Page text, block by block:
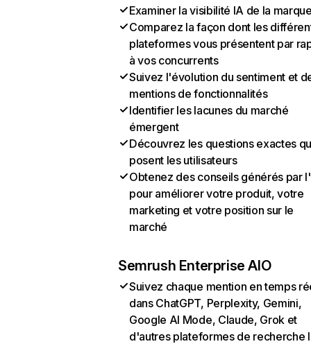
Examiner la visibilité IA de la
Comparez la façon dont les
plateformes vous présentent par
à vos concurrents
Suivez l'évolution du sentiment et
mentions de fonctionnalités
Identifier les lacunes du marché
émergent
Découvrez les questions exactes
posent les utilisateurs
Obtenez des conseils générés par
pour améliorer votre produit, votre
marketing et votre position sur le
marché
Semrush Enterprise AIO
Suivez chaque mention en temps
dans ChatGPT, Perplexity, Gemini,
Google AI Mode, Claude, Grok et
d'autres plateformes de recherche